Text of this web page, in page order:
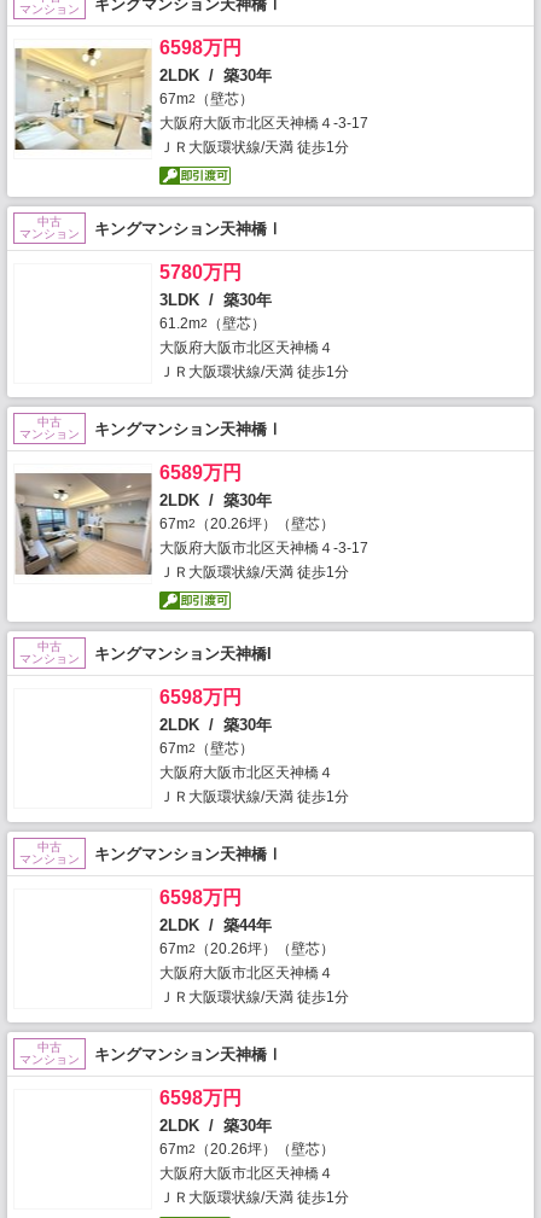
マンション
キングマンション天神橋Ⅰ
6598万円
2LDK / 築30年
67m2
（壁芯）
大阪府大阪市北区天神橋４-3-17
ＪＲ大阪環状線/天満 徒歩1分
中古
マンション
キングマンション天神橋Ⅰ
5780万円
3LDK / 築30年
61.2m2
（壁芯）
大阪府大阪市北区天神橋４
ＪＲ大阪環状線/天満 徒歩1分
中古
マンション
キングマンション天神橋Ⅰ
6589万円
2LDK / 築30年
67m2
（20.26坪）（壁芯）
大阪府大阪市北区天神橋４-3-17
ＪＲ大阪環状線/天満 徒歩1分
中古
マンション
キングマンション天神橋I
6598万円
2LDK / 築30年
67m2
（壁芯）
大阪府大阪市北区天神橋４
ＪＲ大阪環状線/天満 徒歩1分
中古
マンション
キングマンション天神橋Ⅰ
6598万円
2LDK / 築44年
67m2
（20.26坪）（壁芯）
大阪府大阪市北区天神橋４
ＪＲ大阪環状線/天満 徒歩1分
中古
マンション
キングマンション天神橋Ⅰ
6598万円
2LDK / 築30年
67m2
（20.26坪）（壁芯）
大阪府大阪市北区天神橋４
ＪＲ大阪環状線/天満 徒歩1分